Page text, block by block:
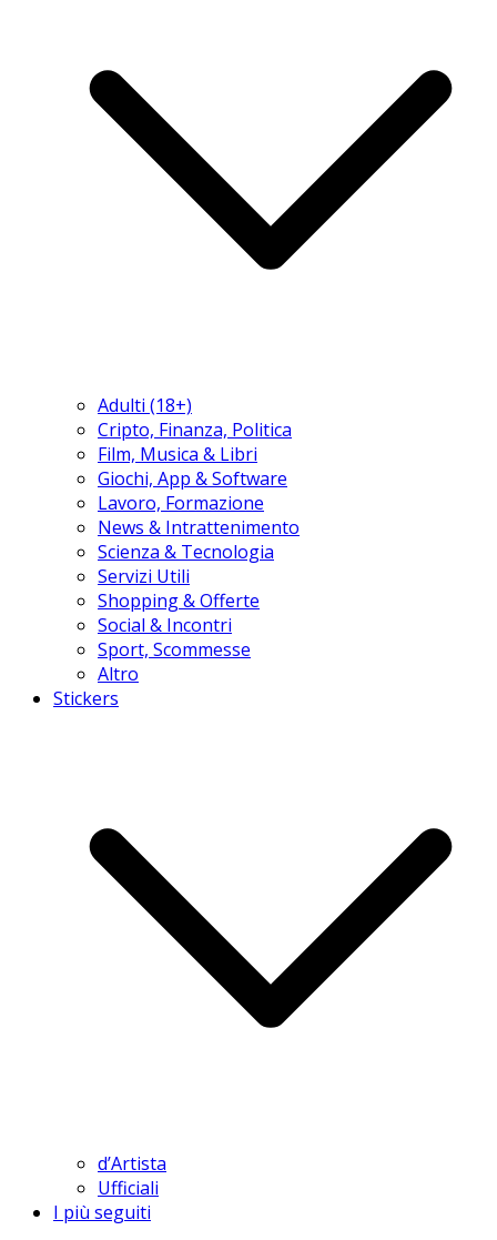
Adulti (18+)
Cripto, Finanza, Politica
Film, Musica & Libri
Giochi, App & Software
Lavoro, Formazione
News & Intrattenimento
Scienza & Tecnologia
Servizi Utili
Shopping & Offerte
Social & Incontri
Sport, Scommesse
Altro
Stickers
d’Artista
Ufficiali
I più seguiti